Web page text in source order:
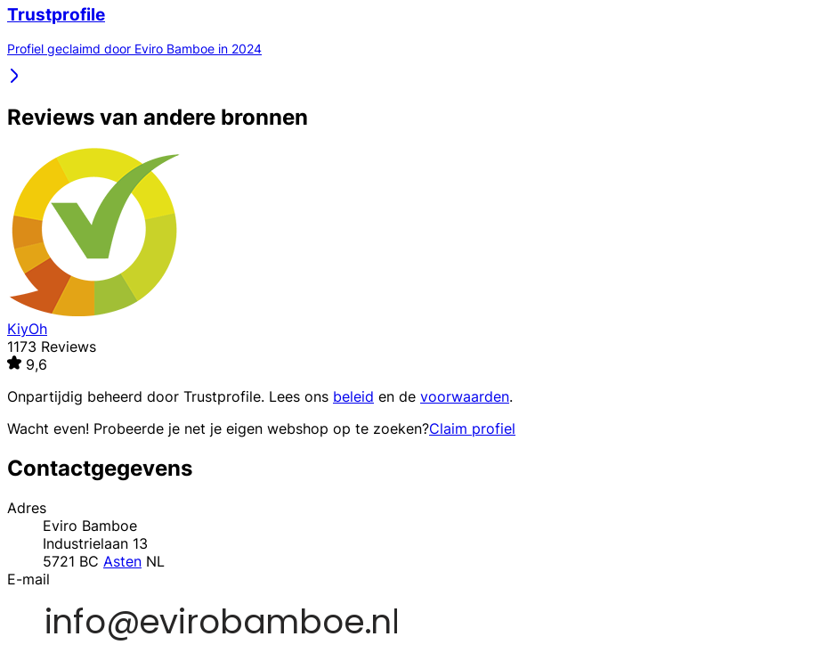
Trustprofile
Profiel geclaimd door Eviro Bamboe in 2024
Reviews van andere bronnen
KiyOh
1173 Reviews
9,6
Onpartijdig beheerd door Trustprofile. Lees ons beleid en de voorwaarden.
Wacht even! Probeerde je net je eigen webshop op te zoeken?Claim profiel
Contactgegevens
Adres
Eviro Bamboe
Industrielaan 13
5721 BC Asten NL
E-mail